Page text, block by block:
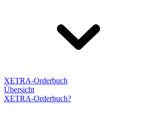
XETRA-Orderbuch
Übersicht
XETRA-Orderbuch?